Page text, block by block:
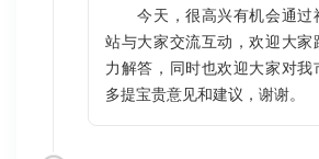
今天，很高兴有机会通过
站与大家交流互动，欢迎大家
力解答，同时也欢迎大家对我
多提宝贵意见和建议，谢谢。